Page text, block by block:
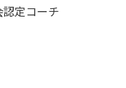
定コーチ